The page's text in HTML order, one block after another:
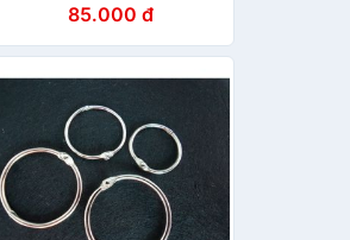
1 đến 10 tuổi Bắp Ngô Kids
85.000 đ